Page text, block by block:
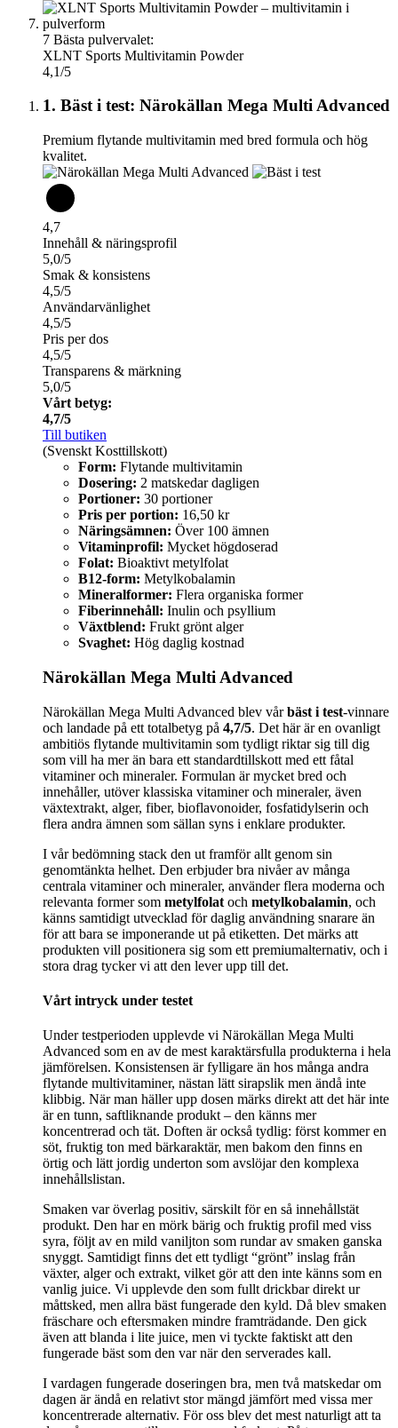
7 Bästa pulvervalet:
XLNT Sports Multivitamin Powder
4,1/5
1. Bäst i test: Närokällan Mega Multi Advanced
Premium flytande multivitamin med bred formula och hög
kvalitet.
4,7
Innehåll & näringsprofil
5,0/5
Smak & konsistens
4,5/5
Användarvänlighet
4,5/5
Pris per dos
4,5/5
Transparens & märkning
5,0/5
Vårt betyg:
4,7/5
Till butiken
(Svenskt Kosttillskott)
Form: Flytande multivitamin
Dosering: 2 matskedar dagligen
Portioner: 30 portioner
Pris per portion: 16,50 kr
Näringsämnen: Över 100 ämnen
Vitaminprofil: Mycket högdoserad
Folat: Bioaktivt metylfolat
B12-form: Metylkobalamin
Mineralformer: Flera organiska former
Fiberinnehåll: Inulin och psyllium
Växtblend: Frukt grönt alger
Svaghet: Hög daglig kostnad
Närokällan Mega Multi Advanced
Närokällan Mega Multi Advanced blev vårbäst i test-vinnare
och landade på ett totalbetyg på 4,7/5. Det här är en ovanligt
ambitiös flytande multivitamin som tydligt riktar sig till dig
som vill ha mer än bara ett standardtillskott med ett fåtal
vitaminer och mineraler. Formulan är mycket bred och
innehåller, utöver klassiska vitaminer och mineraler, även
växtextrakt, alger, fiber, bioflavonoider, fosfatidylserin och
flera andra ämnen som sällan syns i enklare produkter.
I vår bedömning stack den ut framför allt genom sin
genomtänkta helhet. Den erbjuder bra nivåer av många
centrala vitaminer och mineraler, använder flera moderna och
relevanta former som metylfolat och metylkobalamin, och
känns samtidigt utvecklad för daglig användning snarare än
för att bara se imponerande ut på etiketten. Det märks att
produkten vill positionera sig som ett premiumalternativ, och i
stora drag tycker vi att den lever upp till det.
Vårt intryck under testet
Under testperioden upplevde vi Närokällan Mega Multi
Advanced som en av de mest karaktärsfulla produkterna i hela
jämförelsen. Konsistensen är fylligare än hos många andra
flytande multivitaminer, nästan lätt sirapslik men ändå inte
klibbig. När man häller upp dosen märks direkt att det här inte
är en tunn, saftliknande produkt – den känns mer
koncentrerad och tät. Doften är också tydlig: först kommer en
söt, fruktig ton med bärkaraktär, men bakom den finns en
örtig och lätt jordig underton som avslöjar den komplexa
innehållslistan.
Smaken var överlag positiv, särskilt för en så innehållstät
produkt. Den har en mörk bärig och fruktig profil med viss
syra, följt av en mild vaniljton som rundar av smaken ganska
snyggt. Samtidigt finns det ett tydligt “grönt” inslag från
växter, alger och extrakt, vilket gör att den inte känns som en
vanlig juice. Vi upplevde den som fullt drickbar direkt ur
måttsked, men allra bäst fungerade den kyld. Då blev smaken
fräschare och eftersmaken mindre framträdande. Den gick
även att blanda i lite juice, men vi tyckte faktiskt att den
fungerade bäst som den var när den serverades kall.
I vardagen fungerade doseringen bra, men två matskedar om
dagen är ändå en relativt stor mängd jämfört med vissa mer
koncentrerade alternativ. För oss blev det mest naturligt att ta